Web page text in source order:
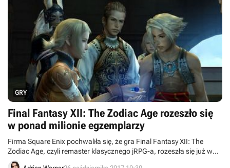
GRY
Final Fantasy XII: The Zodiac Age rozeszło się
w ponad milionie egzemplarzy
Firma Square Enix pochwaliła się, że gra Final Fantasy XII: The
Zodiac Age, czyli remaster klasycznego jRPG-a, rozeszła się już w
ponad milionie egzemplarzy.